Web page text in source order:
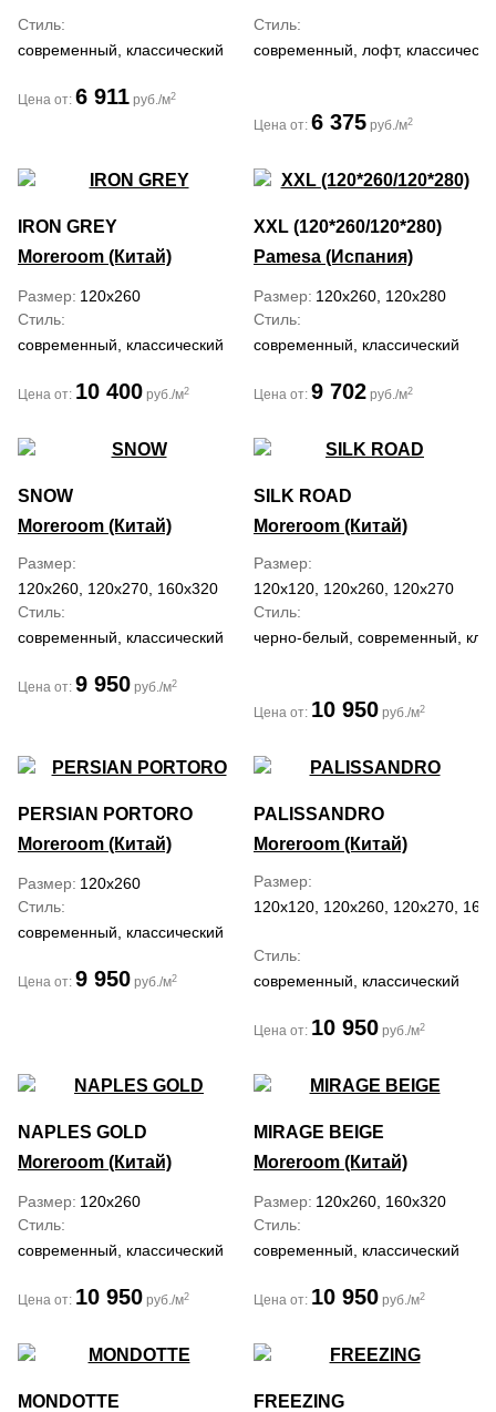
Стиль
современный, классический
Цена от: 6 911 руб./м2
Стиль
современный, лофт,
Цена от: 6 375 руб./м2
IRON GREY
Moreroom (Китай)
Размер 120x260
Стиль
современный, классический
Цена от: 10 400 руб./м2
XXL (120*260/120*280)
Pamesa (Испания)
Размер 120x260, 120x280
Стиль
современный, классический
Цена от: 9 702 руб./м2
SNOW
Moreroom (Китай)
Размер
120x260, 120x270, 160x320
Стиль
современный, классический
Цена от: 9 950 руб./м2
SILK ROAD
Moreroom (Китай)
Размер
120x120, 120x260, 120x270
Стиль
черно-белый, современный,
Цена от: 10 950 руб./м2
PERSIAN PORTORO
Moreroom (Китай)
Размер 120x260
Стиль
современный, классический
Цена от: 9 950 руб./м2
PALISSANDRO
Moreroom (Китай)
Размер
120x120, 120x260, 120x270,
Стиль
современный, классический
Цена от: 10 950 руб./м2
NAPLES GOLD
Moreroom (Китай)
Размер 120x260
Стиль
современный, классический
Цена от: 10 950 руб./м2
MIRAGE BEIGE
Moreroom (Китай)
Размер 120x260, 160x320
Стиль
современный, классический
Цена от: 10 950 руб./м2
MONDOTTE
FREEZING